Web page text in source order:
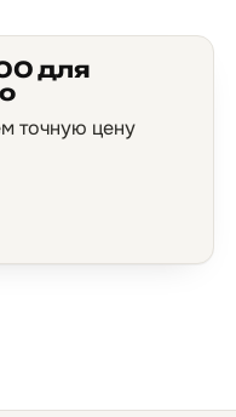
для
точную цену